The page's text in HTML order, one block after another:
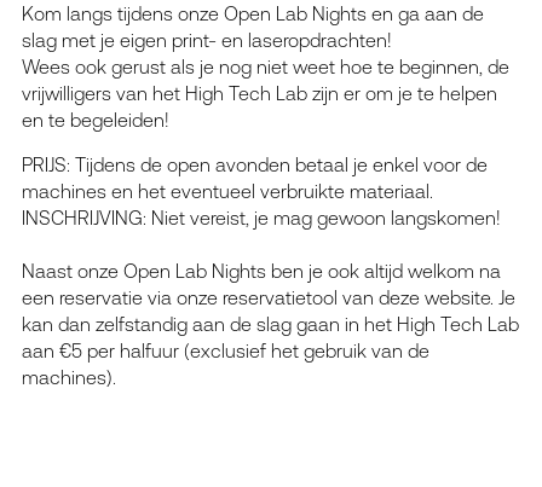
Kom langs tijdens onze Open Lab Nights en ga aan de
slag met je eigen print- en laseropdrachten!
Wees ook gerust als je nog niet weet hoe te beginnen, de
vrijwilligers van het High Tech Lab zijn er om je te helpen
en te begeleiden!
PRIJS: Tijdens de open avonden betaal je enkel voor de
machines en het eventueel verbruikte materiaal.
INSCHRIJVING: Niet vereist, je mag gewoon langskomen!
Naast onze Open Lab Nights ben je ook altijd welkom na
een reservatie via onze reservatietool van deze website. Je
kan dan zelfstandig aan de slag gaan in het High Tech Lab
aan €5 per halfuur (exclusief het gebruik van de
machines).